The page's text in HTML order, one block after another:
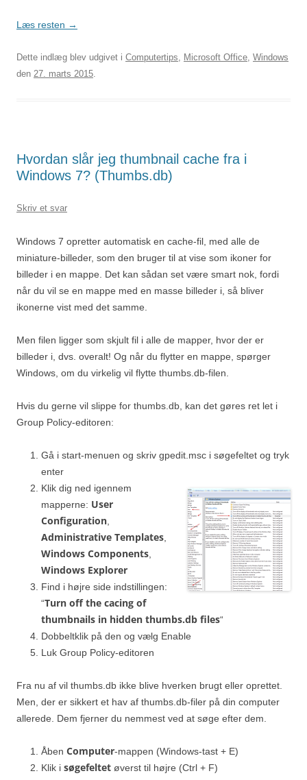
Læs resten →
Dette indlæg blev udgivet i Computertips Microsoft Office Windows
den 27. marts 2015
Hvordan slår jeg thumbnail cache fra i
Windows 7? (Thumbs.db)
Skriv et svar
Windows 7 opretter automatisk en cache-fil, med alle de
miniature-billeder, som den bruger til at vise som ikoner for
billeder i en mappe. Det kan sådan set være smart nok, fordi
når du vil se en mappe med en masse billeder i, så bliver
ikonerne vist med det samme.
Men filen ligger som skjult fil i alle de mapper, hvor der er
billeder i, dvs. overalt! Og når du flytter en mappe, spørger
Windows, om du virkelig vil flytte thumbs.db-filen.
Hvis du gerne vil slippe for thumbs.db, kan det gøres ret let i
Group Policy-editoren:
Gå i start-menuen og skriv gpedit.msc i søgefeltet og tryk
enter
Klik dig ned igennem
mapperne: User
Configuration
Administrative Templates
Windows Components
Windows Explorer
Find i højre side indstillingen:
“Turn off the cacing of
thumbnails in hidden thumbs.db files“
Dobbeltklik på den og vælg Enable
Luk Group Policy-editoren
Fra nu af vil thumbs.db ikke blive hverken brugt eller oprettet.
Men, der er sikkert et hav af thumbs.db-filer på din computer
allerede. Dem fjerner du nemmest ved at søge efter dem.
Åben Computer-mappen (Windows-tast + E)
Klik i søgefeltet øverst til højre (Ctrl + F)